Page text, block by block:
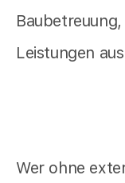
Leistungen
Wer ohne